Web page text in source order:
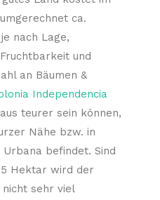
ca.
nach Lage,
und
an Bäumen &
Independencia
teurer sein können,
Nähe bzw. in
befindet. Sind
Hektar wird der
sehr viel